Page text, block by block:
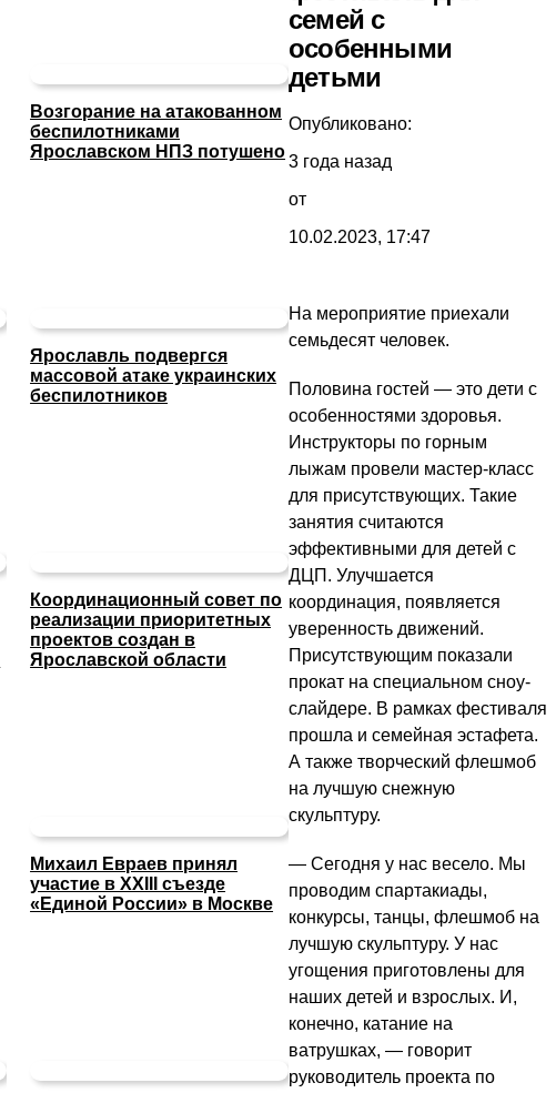
Возгорание на атакованном
беспилотниками
Ярославском НПЗ потушено
Ярославль подвергся
массовой атаке украинских
беспилотников
Координационный совет по
реализации приоритетных
проектов создан в
Ярославской области
Михаил Евраев принял
участие в XXIII съезде
«Единой России» в Москве
семей с
особенными
детьми
Опубликовано:
3 года назад
от
10.02.2023, 17:47
На мероприятие приехали
семьдесят человек.
Половина гостей — это дети с
особенностями здоровья.
Инструкторы по горным
лыжам провели мастер-класс
для присутствующих. Такие
занятия считаются
эффективными для детей с
ДЦП. Улучшается
координация, появляется
уверенность движений.
Присутствующим показали
прокат на специальном сноу-
слайдере. В рамках фестиваля
прошла и семейная эстафета.
А также творческий флешмоб
на лучшую снежную
скульптуру.
— Сегодня у нас весело. Мы
проводим спартакиады,
конкурсы, танцы, флешмоб на
лучшую скульптуру. У нас
угощения приготовлены для
наших детей и взрослых. И,
конечно, катание на
ватрушках, — говорит
руководитель проекта по